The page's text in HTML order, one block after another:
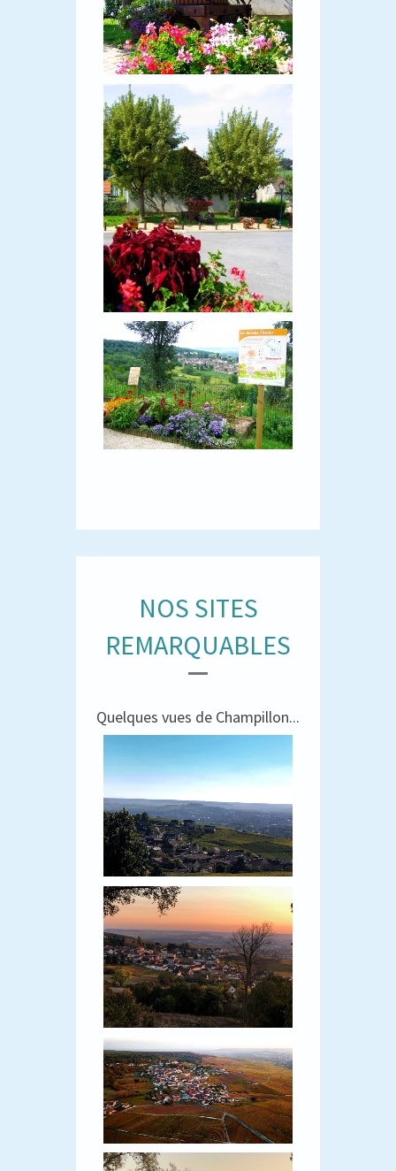
NOS SITES
REMARQUABLES
Quelques vues de Champillon...